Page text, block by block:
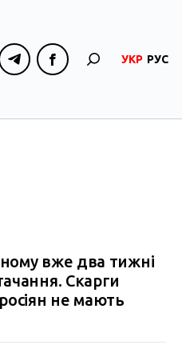
УКР РУС
вже два тижні
Скарги
не мають